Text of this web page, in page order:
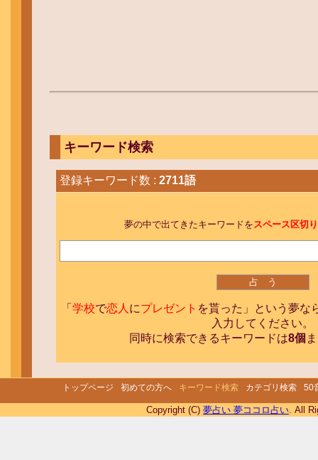
キーワード検索
登録キーワード数 : 2711語
夢の中で出てきたキーワードをスペース区切り
「 学校で恋人 にプレゼント を貰った」という夢な
入力してください。
同時に検索できるキーワードは8個
50
カテゴリ検索
キーワード検索
初めての方へ
トップページ
Copyright (C) 夢占い 夢ココロ占い. All